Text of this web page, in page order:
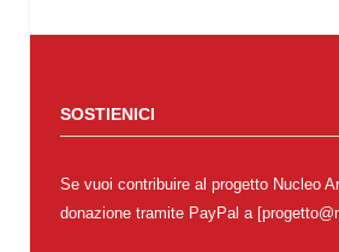
SOSTIENICI
Se vuoi contribuire al progetto Nucleo
donazione tramite PayPal a